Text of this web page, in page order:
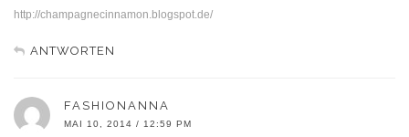
http://champagnecinnamon.blogspot.de/
ANTWORTEN
FASHIONANNA
MAI 10, 2014 / 12:59 PM